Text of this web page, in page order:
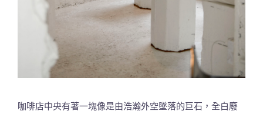
咖啡店中央有著一塊像是由浩瀚外空墜落的巨石，全白廢